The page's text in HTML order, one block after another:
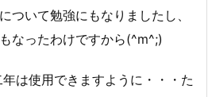
ついて勉強にもなりましたし、
なったわけですから(^m^;)
は使用できますように・・・た